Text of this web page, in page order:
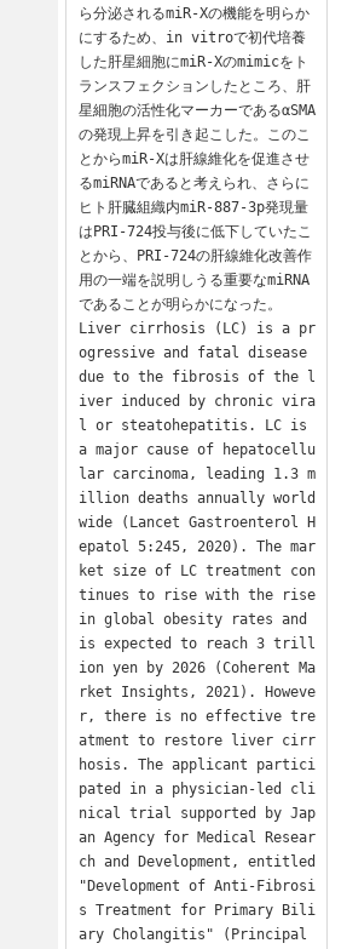
ら分泌されるmiR-Xの機能を明らか
にするため、in vitroで初代培養
した肝星細胞にmiR-Xのmimicをト
ランスフェクションしたところ、肝
星細胞の活性化マーカーであるαSMA
の発現上昇を引き起こした。このこ
とからmiR-Xは肝線維化を促進させ
るmiRNAであると考えられ、さらに
ヒト肝臓組織内miR-887-3p発現量
はPRI-724投与後に低下していたこ
とから、PRI-724の肝線維化改善作
用の一端を説明しうる重要なmiRNA
であることが明らかになった。
Liver cirrhosis (LC) is a pr
ogressive and fatal disease
due to the fibrosis of the l
iver induced by chronic vira
l or steatohepatitis. LC is
a major cause of hepatocellu
lar carcinoma, leading 1.3 m
illion deaths annually world
wide (Lancet Gastroenterol H
epatol 5:245, 2020). The mar
ket size of LC treatment con
tinues to rise with the rise
in global obesity rates and
is expected to reach 3 trill
ion yen by 2026 (Coherent Ma
rket Insights, 2021). Howeve
r, there is no effective tre
atment to restore liver cirr
hosis. The applicant partici
pated in a physician-led cli
nical trial supported by Jap
an Agency for Medical Resear
ch and Development, entitled
"Development of Anti-Fibrosi
s Treatment for Primary Bili
ary Cholangitis" (Principal